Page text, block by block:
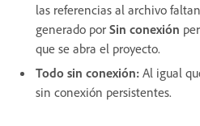
las referencias al archivo
generado por Sin conexión
que se abra el proyecto.
Todo sin conexión: Al igual
sin conexión persistentes.